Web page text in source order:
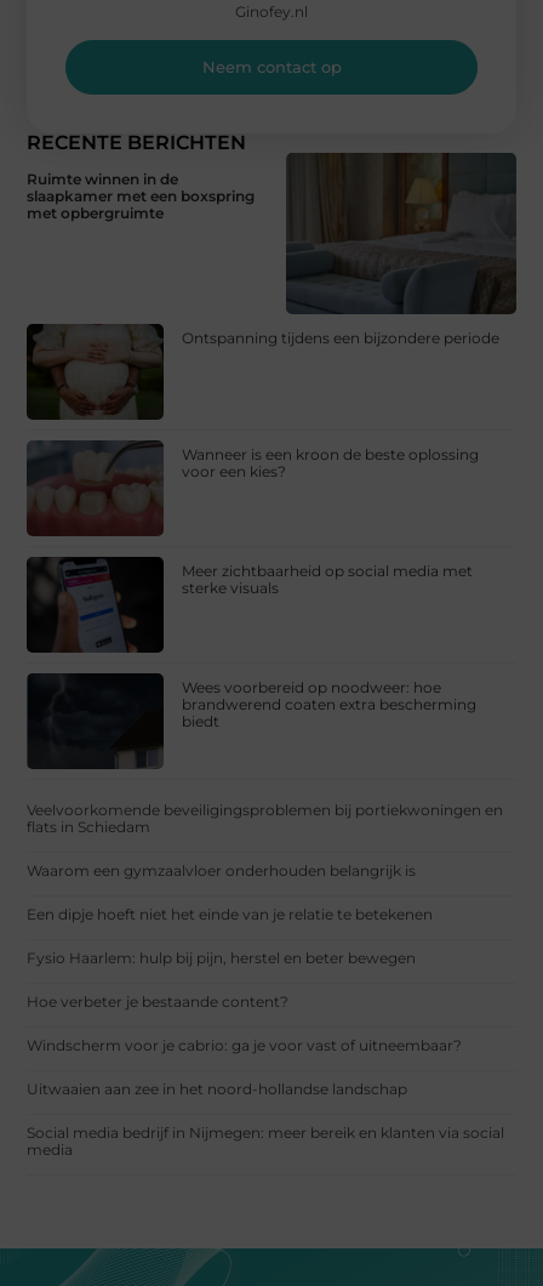
RECENTE BERICHTEN
Ruimte winnen in de
slaapkamer met een boxspring
met opbergruimte
Ontspanning tijdens een bijzondere periode
Wanneer is een kroon de beste oplossing
voor een kies?
Meer zichtbaarheid op social media met
sterke visuals
Wees voorbereid op noodweer: hoe
brandwerend coaten extra bescherming
biedt
Veelvoorkomende beveiligingsproblemen bij portiekwoningen en
flats in Schiedam
Waarom een gymzaalvloer onderhouden belangrijk is
Een dipje hoeft niet het einde van je relatie te betekenen
Fysio Haarlem: hulp bij pijn, herstel en beter bewegen
Hoe verbeter je bestaande content?
Windscherm voor je cabrio: ga je voor vast of uitneembaar?
Uitwaaien aan zee in het noord-hollandse landschap
Social media bedrijf in Nijmegen: meer bereik en klanten via social
media
Ginofey.nl
Neem contact op